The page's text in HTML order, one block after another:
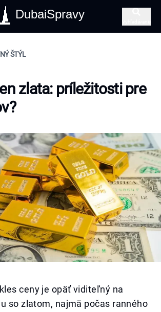
DubaiSpravy
ŠTÝL
zlata: príležitosti pre
ceny je opäť viditeľný na
so zlatom, najmä počas ranného